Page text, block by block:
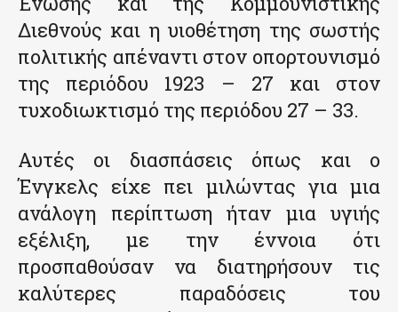
Διεθνούς και η υιοθέτηση της σωστής
πολιτικής απέναντι στον οπορτουνισμό
της περιόδου 1923 – 27 και στον
τυχοδιωκτισμό της περιόδου 27 – 33.
Αυτές οι διασπάσεις όπως και ο
Ένγκελς είχε πει μιλώντας για μια
ανάλογη περίπτωση ήταν μια υγιής
εξέλιξη, με την έννοια ότι
προσπαθούσαν να διατηρήσουν τις
καλύτερες παραδόσεις του